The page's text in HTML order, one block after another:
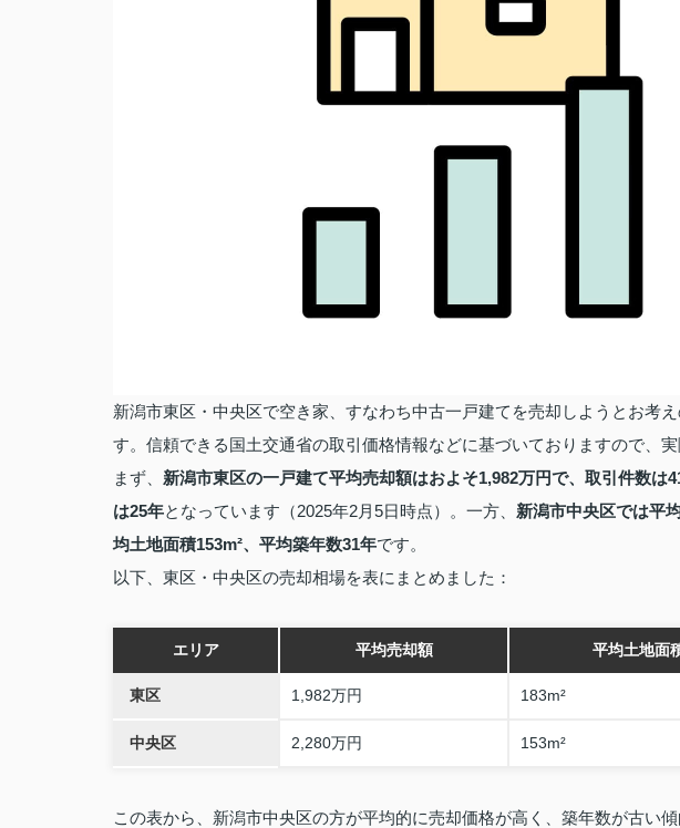
新潟市東区・中央区で空き家、すなわち中古一戸建てを売却しようとお考
す。信頼できる国土交通省の取引価格情報などに基づいておりますので、
まず、 新潟市東区の一戸建て平均売却額はおよそ1,982万円で、取引件数は
は25年となっています（2025年2月5日時点）。一方、 新潟市中央区では平
均土地面積153m²、平均築年数31年です。
以下、東区・中央区の売却相場を表にまとめました：
エリア 平均売却額 平均土地面
東区 1,982万円 183m²
中央区 2,280万円 153m²
この表から、新潟市中央区の方が平均的に売却価格が高く、築年数が古い